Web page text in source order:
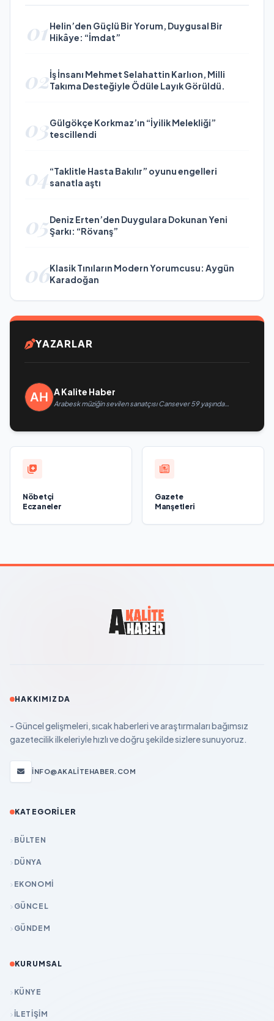
01 Helin’den Güçlü Bir Yorum, Duygusal Bir
Hikâye: “İmdat”
02İş İnsanı Mehmet Selahattin Karlıon, Milli
Takıma Desteğiyle Ödüle Layık Görüldü.
03Gülgökçe Korkmaz’ın “İyilik Melekliği”
tescillendi
04“Taklitle Hasta Bakılır” oyunu engelleri
sanatla aştı
05Deniz Erten’den Duygulara Dokunan Yeni
Şarkı: “Rövanş”
06Klasik Tınıların Modern Yorumcusu: Aygün
Karadoğan
YAZARLAR
A Kalite Haber
Arabesk müziğin sevilen sanatçısı Cansever 59 yaşında
Nöbetçi
Eczaneler
Gazete
Manşetleri
HAKKIMIZDA
- Güncel gelişmeleri, sıcak haberleri ve araştırmaları bağımsız
gazetecilik ilkeleriyle hızlı ve doğru şekilde sizlere sunuyoruz.
INFO@AKALITEHABER.COM
KATEGORILER
BÜLTEN
DÜNYA
EKONOMİ
GÜNCEL
GÜNDEM
KURUMSAL
KÜNYE
İLETIŞIM